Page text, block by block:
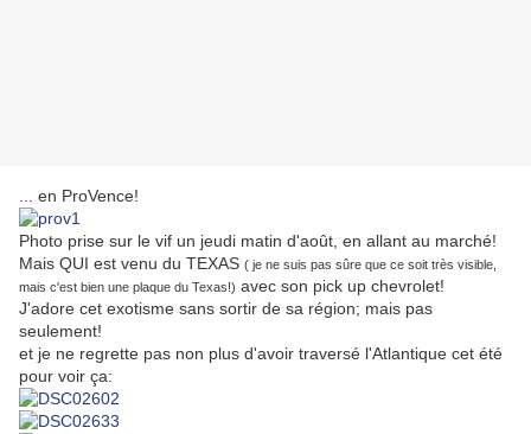
... en ProVence!
Photo prise sur le vif un jeudi matin d'août, en allant au marché!
Mais QUI est venu du TEXAS ( je ne suis pas sûre que ce soit très visible,
mais c'est bien une plaque du Texas!) avec son pick up chevrolet!
J'adore cet exotisme sans sortir de sa région; mais pas
seulement!
et je ne regrette pas non plus d'avoir traversé l'Atlantique cet été
pour voir ça: